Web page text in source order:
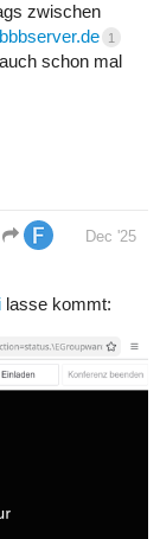
zwischen
bbbserver.de 1
schon mal
Dec '25
lasse kommt: